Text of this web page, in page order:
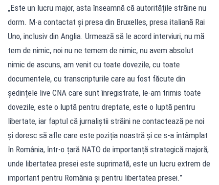
„Este un lucru major, asta înseamnă că autoritățile străine nu
dorm. M-a contactat și presa din Bruxelles, presa italiană Rai
Uno, inclusiv din Anglia. Urmează să le acord interviuri, nu mă
tem de nimic, noi nu ne temem de nimic, nu avem absolut
nimic de ascuns, am venit cu toate dovezile, cu toate
documentele, cu transcripturile care au fost făcute din
ședințele live CNA care sunt înregistrate, le-am trimis toate
dovezile, este o luptă pentru dreptate, este o luptă pentru
libertate, iar faptul că jurnaliștii străini ne contactează pe noi
și doresc să afle care este poziția noastră și ce s-a întâmplat
în România, într-o țară NATO de importanță strategică majoră,
unde libertatea presei este suprimată, este un lucru extrem de
important pentru România și pentru libertatea presei.”